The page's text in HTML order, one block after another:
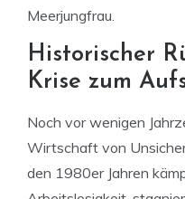
Meerjungfrau.
Historischer
Krise zum
Noch vor wenigen
Wirtschaft von
den 1980er Jahren